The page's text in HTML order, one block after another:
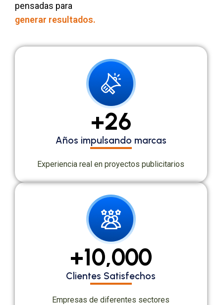
pensadas para
generar resultados.
Años impulsando marcas
+26
Experiencia real en proyectos publicitarios
Clientes Satisfechos
+10,000
Empresas de diferentes sectores